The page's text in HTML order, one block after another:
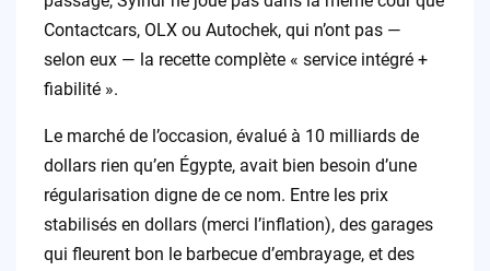
Contactcars, OLX ou Autochek, qui n’ont pas —
selon eux — la recette complète « service intégré +
fiabilité ».
Le marché de l’occasion, évalué à 10 milliards de
dollars rien qu’en Égypte, avait bien besoin d’une
régularisation digne de ce nom. Entre les prix
stabilisés en dollars (merci l’inflation), des garages
qui fleurent bon le barbecue d’embrayage, et des